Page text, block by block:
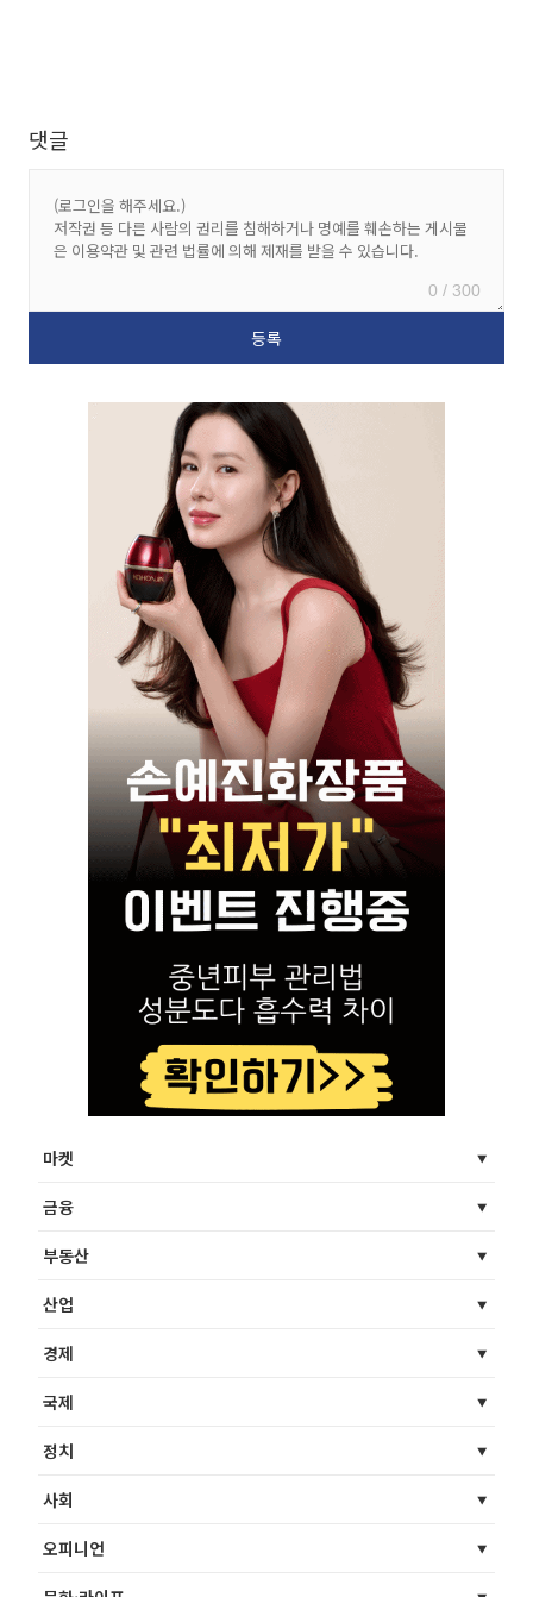
댓글
0 / 300
마켓
금융
부동산
산업
경제
국제
정치
사회
오피니언